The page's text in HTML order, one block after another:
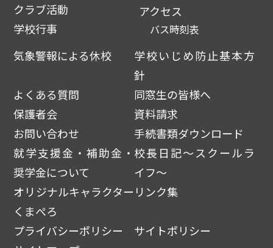
クラブ活動
学校行事
アクセス
バス時刻表
気象警報による休校
学校いじめ防止基本方
針
よくある質問
同窓生の皆様へ
保護者会
資料請求
お問い合わせ
手続書類ダウンロード
就学支援金・補助金・
奨学金について
校長日記～スクールラ
イフ～
オリジナルキャラクター
くまぺろ
リンク集
プライバシーポリシー
サイトポリシー